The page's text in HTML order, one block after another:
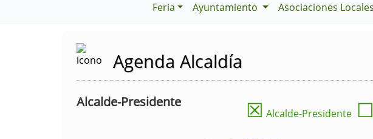
Feria Ayuntamiento Asociaciones Locales
Agenda Alcaldía
Alcalde-Presidente ☒ Alcalde-Presidente ☐